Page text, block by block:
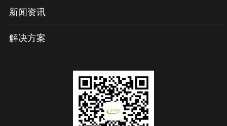
新闻资讯
解决方案